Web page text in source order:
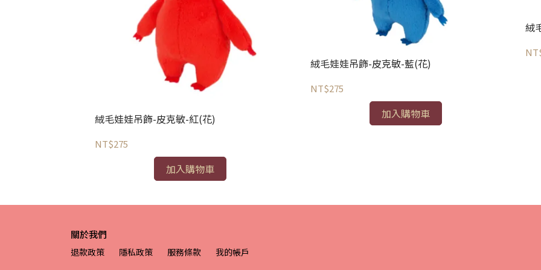
絨毛娃娃吊飾-皮克敏-紅(花)
NT$275
加入購物車
絨毛娃娃吊飾-皮克敏-藍(花)
NT$275
加入購物車
絨
關於我們
退款政策 隱私政策 服務條款 我的帳戶